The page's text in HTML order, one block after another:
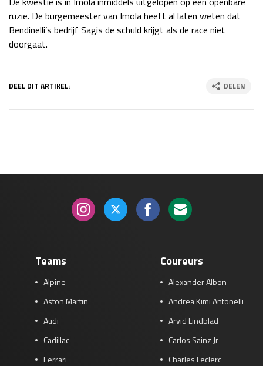
Kwalificatie
za 19:00 - 20:00
Race
ruzie. De burgemeester van Imola heeft al laten weten dat
Bendinelli’s bedrijf Sagis de schuld krijgt als de race niet
doorgaat.
DEEL DIT ARTIKEL: DELEN
Teams
Alpine
Aston Martin
Audi
Cadillac
Ferrari
Coureurs
Alexander Albon
Andrea Kimi Antonelli
Arvid Lindblad
Carlos Sainz Jr
Charles Leclerc